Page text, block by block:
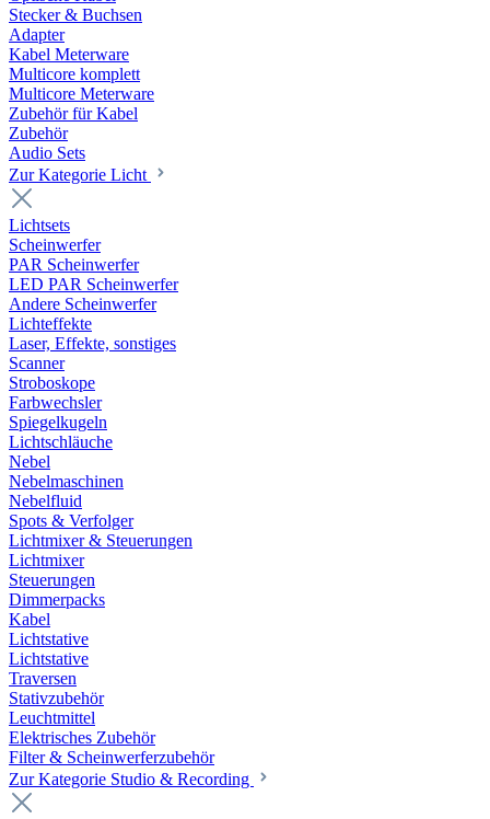
Stecker & Buchsen
Adapter
Kabel Meterware
Multicore komplett
Multicore Meterware
Zubehör für Kabel
Zubehör
Audio Sets
Zur Kategorie Licht
Lichtsets
Scheinwerfer
PAR Scheinwerfer
LED PAR Scheinwerfer
Andere Scheinwerfer
Lichteffekte
Laser, Effekte, sonstiges
Scanner
Stroboskope
Farbwechsler
Spiegelkugeln
Lichtschläuche
Nebel
Nebelmaschinen
Nebelfluid
Spots & Verfolger
Lichtmixer & Steuerungen
Lichtmixer
Steuerungen
Dimmerpacks
Kabel
Lichtstative
Lichtstative
Traversen
Stativzubehör
Leuchtmittel
Elektrisches Zubehör
Filter & Scheinwerferzubehör
Zur Kategorie Studio & Recording